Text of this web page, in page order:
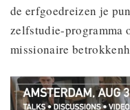
de erfgoedreizen je
zelfstudie-programma
missionaire